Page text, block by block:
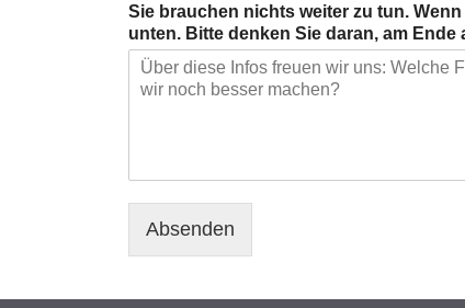
Sie brauchen nichts weiter zu tun.
unten. Bitte denken Sie daran, am
Absenden